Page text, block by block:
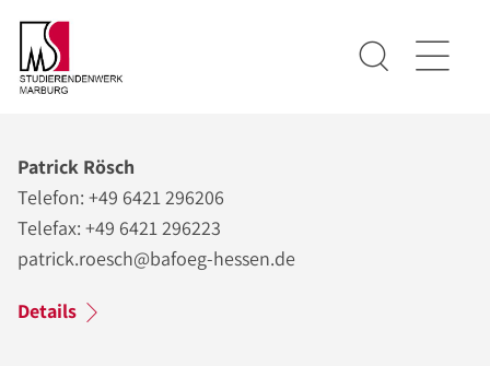
Patrick Rösch
Telefon: +49 6421 296206
Telefax: +49 6421 296223
patrick.roesch@bafoeg-hessen.de
Details